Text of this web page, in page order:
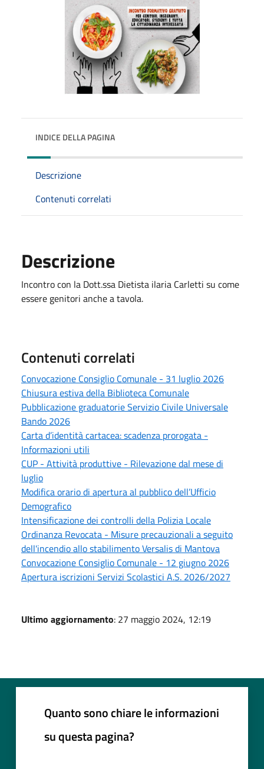
INDICE DELLA PAGINA
Descrizione
Contenuti correlati
Descrizione
Incontro con la Dott.ssa Dietista ilaria Carletti su come
essere genitori anche a tavola.
Contenuti correlati
Convocazione Consiglio Comunale - 31 luglio 2026
Chiusura estiva della Biblioteca Comunale
Pubblicazione graduatorie Servizio Civile Universale
Bando 2026
Carta d’identità cartacea: scadenza prorogata -
Informazioni utili
CUP - Attività produttive - Rilevazione dal mese di
luglio
Modifica orario di apertura al pubblico dell’Ufficio
Demografico
Intensificazione dei controlli della Polizia Locale
Ordinanza Revocata - Misure precauzionali a seguito
dell'incendio allo stabilimento Versalis di Mantova
Convocazione Consiglio Comunale - 12 giugno 2026
Apertura iscrizioni Servizi Scolastici A.S. 2026/2027
Ultimo aggiornamento: 27 maggio 2024, 12:19
Quanto sono chiare le informazioni
su questa pagina?